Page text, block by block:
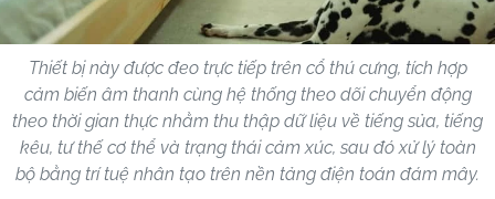
Thiết bị này được đeo trực tiếp trên cổ thú cưng, tích hợp
cảm biến âm thanh cùng hệ thống theo dõi chuyển động
theo thời gian thực nhằm thu thập dữ liệu về tiếng sủa, tiếng
kêu, tư thế cơ thể và trạng thái cảm xúc, sau đó xử lý toàn
bộ bằng trí tuệ nhân tạo trên nền tảng điện toán đám mây.